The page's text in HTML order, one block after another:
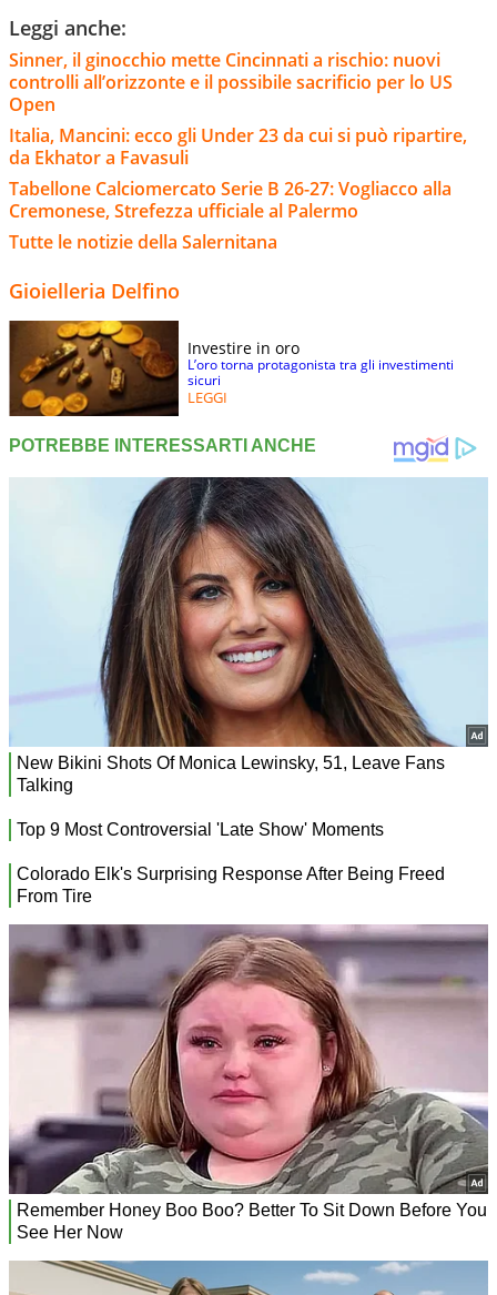
Leggi anche:
Sinner, il ginocchio mette Cincinnati a rischio: nuovi
controlli all’orizzonte e il possibile sacrificio per lo US
Open
Italia, Mancini: ecco gli Under 23 da cui si può ripartire,
da Ekhator a Favasuli
Tabellone Calciomercato Serie B 26-27: Vogliacco alla
Cremonese, Strefezza ufficiale al Palermo
Tutte le notizie della Salernitana
Gioielleria Delfino
Investire in oro
L’oro torna protagonista tra gli investimenti
sicuri
LEGGI